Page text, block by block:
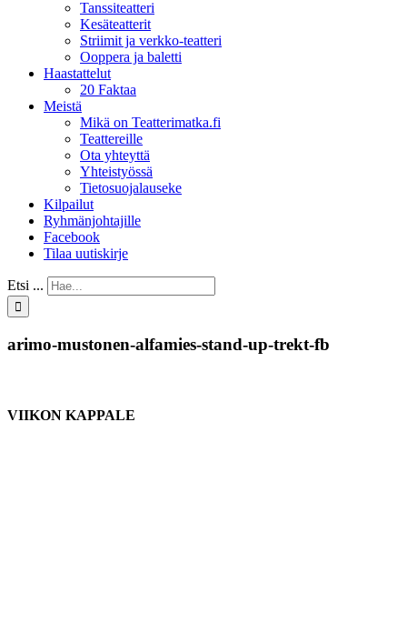
Tanssiteatteri
Kesäteatterit
Striimit ja verkko-teatteri
Ooppera ja baletti
Haastattelut
20 Faktaa
Meistä
Mikä on Teatterimatka.fi
Teattereille
Ota yhteyttä
Yhteistyössä
Tietosuojalauseke
Kilpailut
Ryhmänjohtajille
Facebook
Tilaa uutiskirje
Etsi ...
arimo-mustonen-alfamies-stand-up-trekt-fb
VIIKON KAPPALE